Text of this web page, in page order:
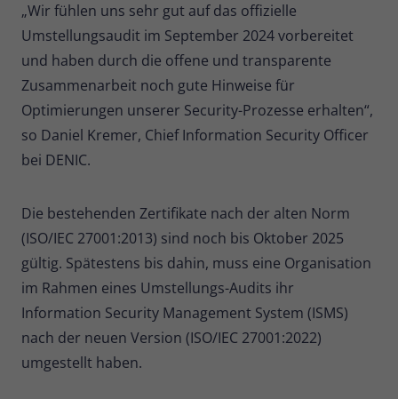
„Wir fühlen uns sehr gut auf das offizielle
Umstellungsaudit im September 2024 vorbereitet
und haben durch die offene und transparente
Zusammenarbeit noch gute Hinweise für
Optimierungen unserer Security-Prozesse erhalten“,
so Daniel Kremer, Chief Information Security Officer
bei DENIC.
Die bestehenden Zertifikate nach der alten Norm
(ISO/IEC 27001:2013) sind noch bis Oktober 2025
gültig. Spätestens bis dahin, muss eine Organisation
im Rahmen eines Umstellungs-Audits ihr
Information Security Management System (ISMS)
nach der neuen Version (ISO/IEC 27001:2022)
umgestellt haben.